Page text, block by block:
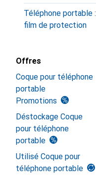
Téléphone portable :
film de protection
Offres
Coque pour téléphone
portable
Promotions
Déstockage Coque
pour téléphone
portable
Utilisé Coque pour
téléphone portable